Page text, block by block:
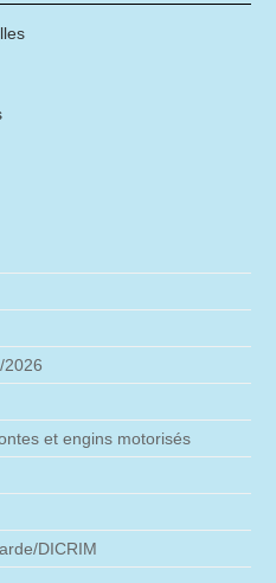
2026
et engins motorisés
DICRIM